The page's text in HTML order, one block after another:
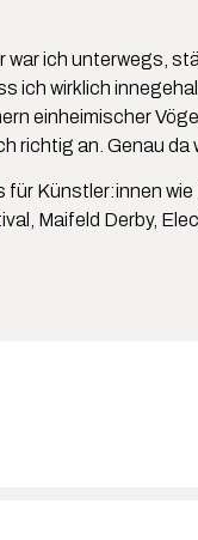
ich unterwegs,
ich wirklich
einheimischer
richtig an. Genau
Künstler:innen
Maifeld Derby,